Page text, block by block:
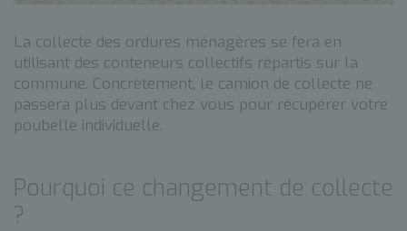
La collecte des ordures ménagères se fera en
utilisant des conteneurs collectifs répartis sur la
commune. Concrètement, le camion de collecte ne
passera plus devant chez vous pour récupérer votre
poubelle individuelle.
Pourquoi ce changement de collecte
?